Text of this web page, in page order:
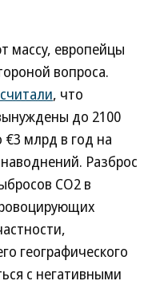
массу, европейцы
вопроса.
, что
до 2100
млрд в год на
Разброс
CO2 в
географического
с негативными